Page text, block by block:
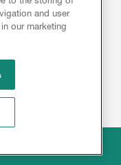
and user
our marketing